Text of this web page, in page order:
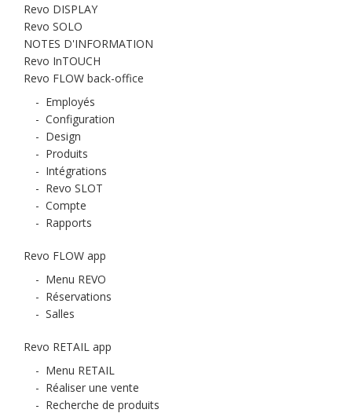
Revo DISPLAY
Revo SOLO
NOTES D'INFORMATION
Revo InTOUCH
Revo FLOW back-office
- Employés
- Configuration
- Design
- Produits
- Intégrations
- Revo SLOT
- Compte
- Rapports
Revo FLOW app
- Menu REVO
- Réservations
- Salles
Revo RETAIL app
- Menu RETAIL
- Réaliser une vente
- Recherche de produits